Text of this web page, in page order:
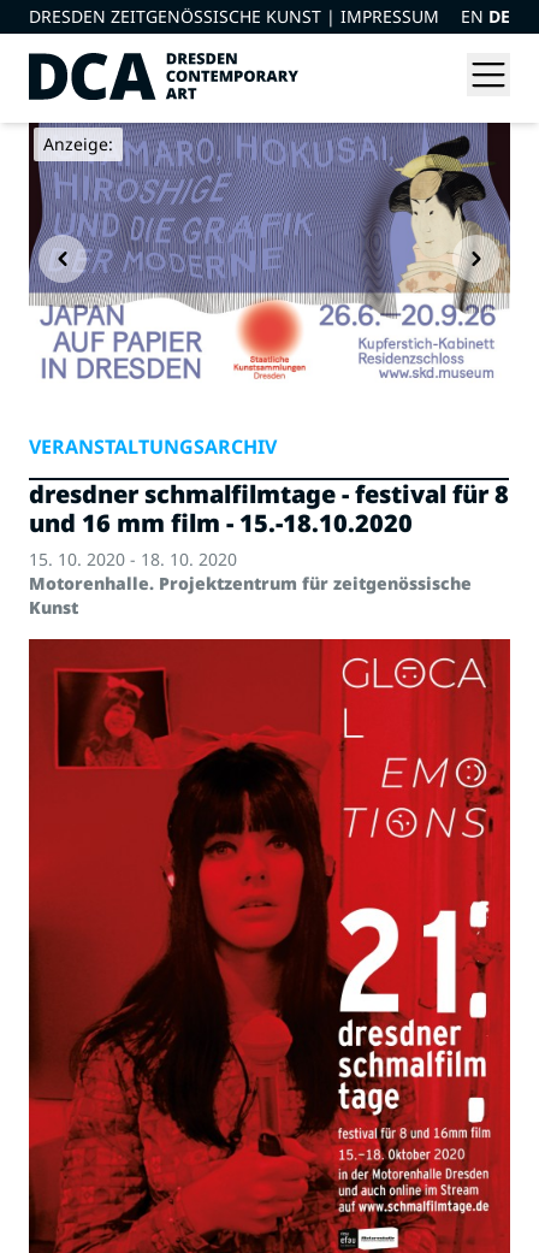
DRESDEN ZEITGENÖSSISCHE KUNST | IMPRESSUM EN DE
Anzeige:
VERANSTALTUNGSARCHIV
dresdner schmalfilmtage - festival für 8
und 16 mm film - 15.-18.10.2020
15. 10. 2020 - 18. 10. 2020
Motorenhalle. Projektzentrum für zeitgenössische
Kunst